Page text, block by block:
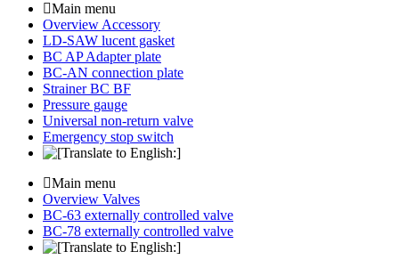
Main menu
Overview Accessory
LD-SAW lucent gasket
BC AP Adapter plate
BC-AN connection plate
Strainer BC BF
Pressure gauge
Universal non-return valve
Emergency stop switch
Main menu
Overview Valves
BC-63 externally controlled valve
BC-78 externally controlled valve